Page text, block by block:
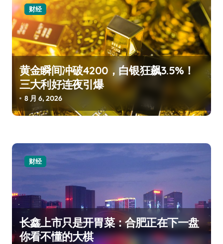
财经
黄金瞬间冲破4200，白银狂飙3.5%！
三大利好连夜引爆
8 月 6, 2026
财经
长鑫上市只是开胃菜：合肥正在下一盘
你看不懂的大棋